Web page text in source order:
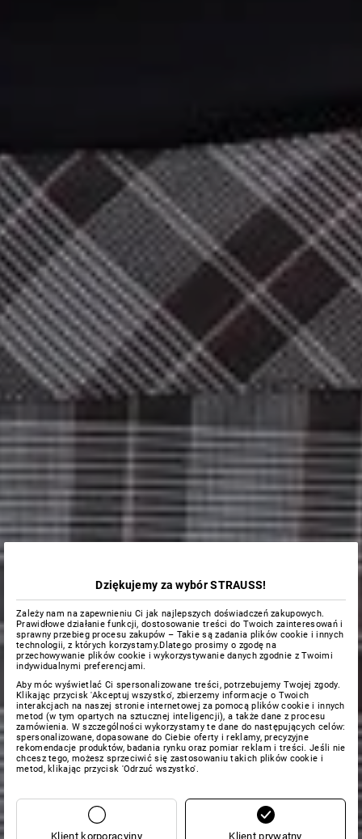
Dziękujemy za wybór STRAUSS!
Zależy nam na zapewnieniu Ci jak najlepszych doświadczeń zakupowych.
Prawidłowe działanie funkcji, dostosowanie treści do Twoich zainteresowań i
sprawny przebieg procesu zakupów – Takie są zadania plików cookie i innych
technologii, z których korzystamy.Dlatego prosimy o zgodę na
przechowywanie plików cookie i wykorzystywanie danych zgodnie z Twoimi
indywidualnymi preferencjami.
Aby móc wyświetlać Ci spersonalizowane treści, potrzebujemy Twojej zgody.
Klikając przycisk 'Akceptuj wszystko', zbierzemy informacje o Twoich
interakcjach na naszej stronie internetowej za pomocą plików cookie i innych
metod (w tym opartych na sztucznej inteligencji), a także dane z procesu
zamówienia. W szczególności wykorzystamy te dane do następujących celów:
spersonalizowane, dopasowane do Ciebie oferty i reklamy, precyzyjne
rekomendacje produktów, badania rynku oraz pomiar reklam i treści. Jeśli nie
chcesz tego, możesz sprzeciwić się zastosowaniu takich plików cookie i
metod, klikając przycisk 'Odrzuć wszystko'.
Klient korporacyjny Klient prywatny